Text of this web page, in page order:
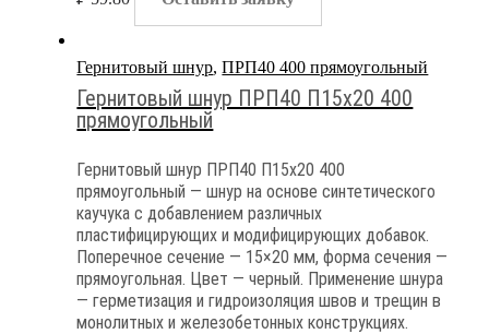
Гернитовый шнур,ПРП40 400 прямоугольный
Гернитовый шнур ПРП40 П15х20 400
прямоугольный
Гернитовый шнур ПРП40 П15х20 400
прямоугольный — шнур на основе синтетического
каучука с добавлением различных
пластифицирующих и модифицирующих добавок.
Поперечное сечение — 15×20 мм, форма сечения —
прямоугольная. Цвет — черный. Применение шнура
— герметизация и гидроизоляция швов и трещин в
монолитных и железобетонных конструкциях.